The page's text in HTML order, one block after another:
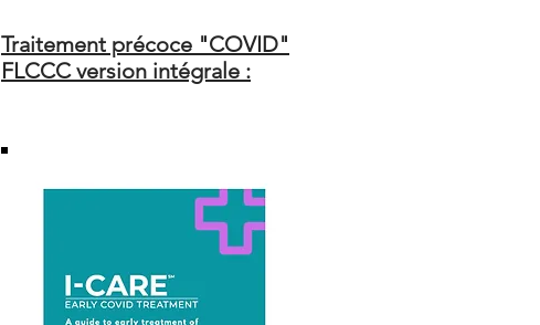
Traitement précoce "COVID"
FLCCC version intégrale :